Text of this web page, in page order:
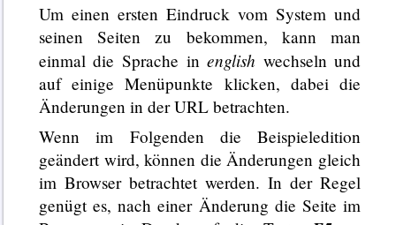
Um einen ersten Eindruck vom System und
seinen Seiten zu bekommen, kann man
einmal die Sprache inenglish wechseln und
auf einige Menüpunkte klicken, dabei die
Änderungen in der URL betrachten.
Wenn im Folgenden die Beispieledition
geändert wird, können die Änderungen gleich
im Browser betrachtet werden. In der Regel
genügt es, nach einer Änderung die Seite im